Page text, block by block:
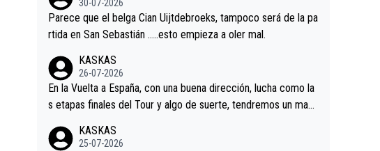
ebastian.Si en la Vuelta a Burgos sigue la mejoría, podríamos t
ener alguna sorpresa en la Vuelta.Ojalá.
30-07-2026
Parece que el belga Cian Uijtdebroeks, tampoco será de la pa
rtida en San Sebastián …..esto empieza a oler mal.
KASKAS
26-07-2026
En la Vuelta a España, con una buena dirección, lucha como la
s etapas finales del Tour y algo de suerte, tendremos un magn
KASKAS
25-07-2026